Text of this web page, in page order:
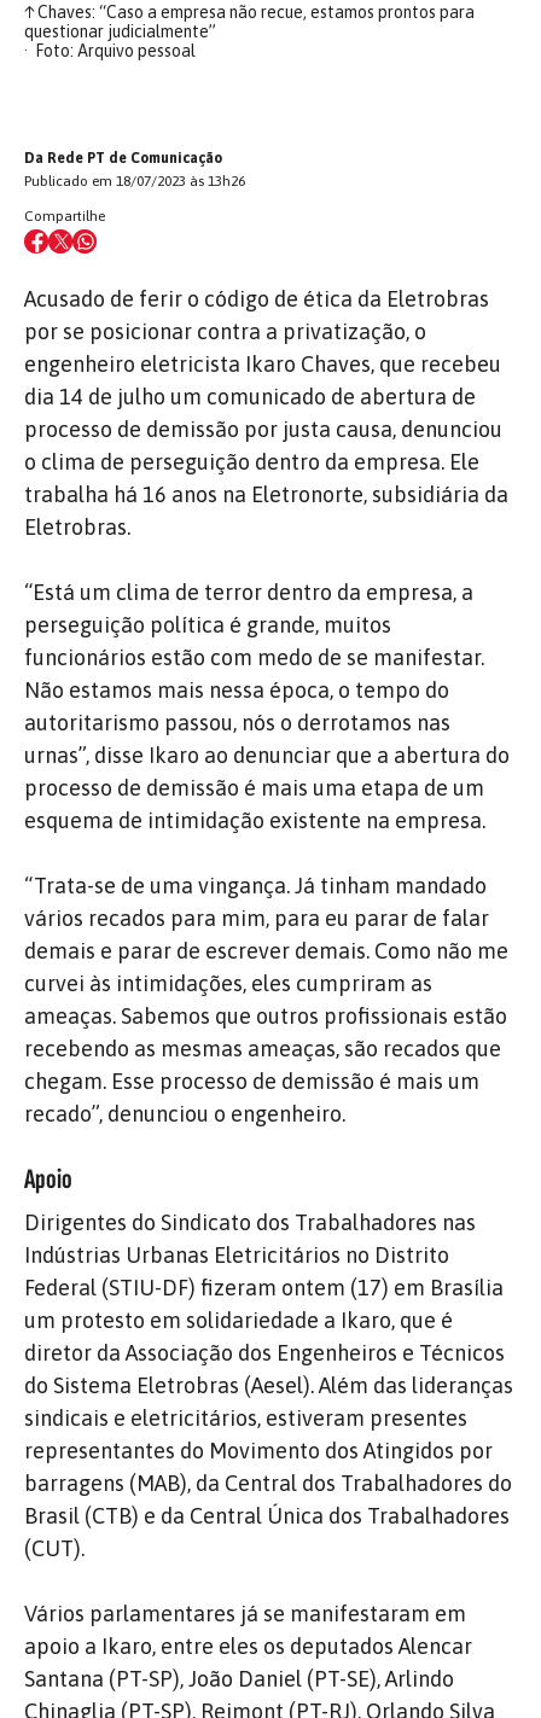
↑Chaves: “Caso a empresa não recue, estamos prontos para
questionar judicialmente”
Foto: Arquivo pessoal
Da Rede PT de Comunicação
Publicado em 18/07/2023 às 13h26
Compartilhe
Acusado de ferir o código de ética da Eletrobras
por se posicionar contra a privatização, o
engenheiro eletricista Ikaro Chaves, que recebeu
dia 14 de julho um comunicado de abertura de
processo de demissão por justa causa, denunciou
o clima de perseguição dentro da empresa. Ele
trabalha há 16 anos na Eletronorte, subsidiária da
Eletrobras.
“Está um clima de terror dentro da empresa, a
perseguição política é grande, muitos
funcionários estão com medo de se manifestar.
Não estamos mais nessa época, o tempo do
autoritarismo passou, nós o derrotamos nas
urnas”, disse Ikaro ao denunciar que a abertura do
processo de demissão é mais uma etapa de um
esquema de intimidação existente na empresa.
“Trata-se de uma vingança. Já tinham mandado
vários recados para mim, para eu parar de falar
demais e parar de escrever demais. Como não me
curvei às intimidações, eles cumpriram as
ameaças. Sabemos que outros profissionais estão
recebendo as mesmas ameaças, são recados que
chegam. Esse processo de demissão é mais um
recado”, denunciou o engenheiro.
Apoio
Dirigentes do Sindicato dos Trabalhadores nas
Indústrias Urbanas Eletricitários no Distrito
Federal (STIU-DF) fizeram ontem (17) em Brasília
um protesto em solidariedade a Ikaro, que é
diretor da Associação dos Engenheiros e Técnicos
do Sistema Eletrobras (Aesel). Além das lideranças
sindicais e eletricitários, estiveram presentes
representantes do Movimento dos Atingidos por
barragens (MAB), da Central dos Trabalhadores do
Brasil (CTB) e da Central Única dos Trabalhadores
(CUT).
Vários parlamentares já se manifestaram em
apoio a Ikaro, entre eles os deputados Alencar
Santana (PT-SP), João Daniel (PT-SE), Arlindo
Chinaglia (PT-SP), Reimont (PT-RJ), Orlando Silva